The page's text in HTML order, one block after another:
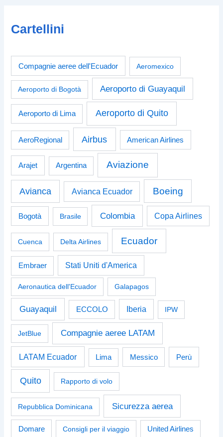
Cartellini
Compagnie aeree dell'Ecuador Aeromexico
Aeroporto di Bogotà Aeroporto di Guayaquil
Aeroporto di Lima Aeroporto di Quito
AeroRegional Airbus American Airlines
Arajet Argentina Aviazione
Avianca Avianca Ecuador Boeing
Bogotà Brasile Colombia Copa Airlines
Cuenca Delta Airlines Ecuador
Embraer Stati Uniti d'America
Aeronautica dell'Ecuador Galapagos
Guayaquil ECCOLO Iberia IPW
JetBlue Compagnie aeree LATAM
LATAM Ecuador Lima Messico Perù
Quito Rapporto di volo
Repubblica Dominicana Sicurezza aerea
Domare Consigli per il viaggio United Airlines